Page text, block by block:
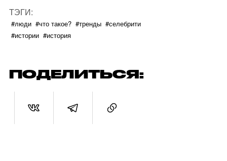
ТЭГИ:
#люди #что такое? #тренды #селебрити
#истории #история
ПОДЕЛИТЬСЯ: